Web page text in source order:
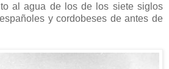
al agua de los de los siete siglos
y cordobeses de antes de